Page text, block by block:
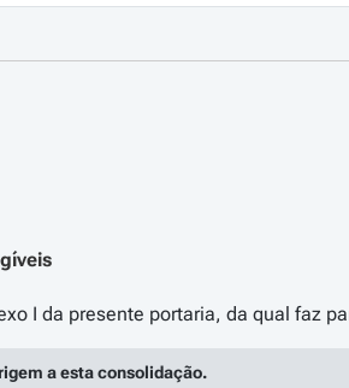
a esta consolidação.